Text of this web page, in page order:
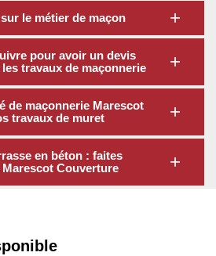
le métier de maçon
pour avoir un devis
travaux de maçonnerie
de maçonnerie Marescot
travaux de muret
en béton : faites
Marescot Couverture